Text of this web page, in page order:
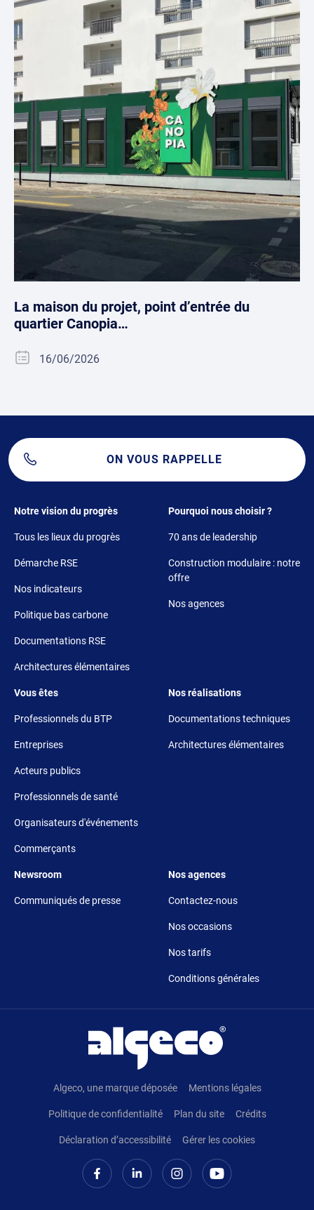
La maison du projet, point d’entrée du
quartier Canopia…
16/06/2026
ON VOUS RAPPELLE
Footer 1
Notre vision du progrès
Tous les lieux du progrès
Démarche RSE
Nos indicateurs
Politique bas carbone
Documentations RSE
Architectures élémentaires
Footer 2
Pourquoi nous choisir ?
70 ans de leadership
Construction modulaire : notre
offre
Nos agences
Footer 3
Vous êtes
Professionnels du BTP
Entreprises
Acteurs publics
Professionnels de santé
Organisateurs d'événements
Commerçants
Footer 4
Nos réalisations
Documentations techniques
Architectures élémentaires
Footer 5
Newsroom
Communiqués de presse
Footer 6
Nos agences
Contactez-nous
Nos occasions
Nos tarifs
Conditions générales
Algeco, une marque déposée Mentions légales
Politique de confidentialité Plan du site Crédits
Déclaration d’accessibilité Gérer les cookies